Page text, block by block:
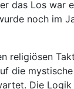
das Los war
noch im
religiösen
mystische
Die